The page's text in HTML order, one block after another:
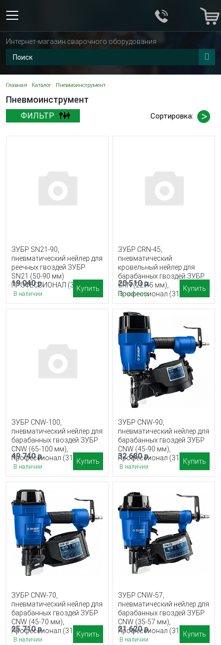
Интернет-магазин сварочного оборудования
Главная Каталог Пневмоинструмент
Пневмоинструмент
ФИЛЬТР Сортировка:
ЗУБР SN21-90,
пневматический нейлер для
реечных гвоздей ЗУБР
SN21 (50-90 мм)
ПРОФЕССИОНАЛ (31931)
19 040 р.
В наличии
Купить
ЗУБР CRN-45,
пневматический
кровельный нейлер для
барабанных гвоздей ЗУБР
CRN (22-45 мм),
Профессионал (31920)
20 510 р.
В наличии
Купить
ЗУБР CNW-100,
пневматический нейлер для
барабанных гвоздей ЗУБР
CNW (65-100 мм),
Профессионал (31915)
49 740 р.
В наличии
Купить
ЗУБР CNW-90,
пневматический нейлер для
барабанных гвоздей ЗУБР
CNW (45-90 мм),
Профессионал (31914)
32 680 р.
В наличии
Купить
ЗУБР CNW-70,
пневматический нейлер для
барабанных гвоздей ЗУБР
CNW (45-70 мм),
Профессионал (31912)
25 710 р.
В наличии
Купить
ЗУБР CNW-57,
пневматический нейлер для
барабанных гвоздей ЗУБР
CNW (35-57 мм),
Профессионал (31910)
21 620 р.
В наличии
Купить